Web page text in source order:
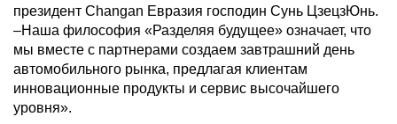
президент Changan Евразия господин Сунь ЦзецзЮнь.
–Наша философия «Разделяя будущее» означает, что
мы вместе с партнерами создаем завтрашний день
автомобильного рынка, предлагая клиентам
инновационные продукты и сервис высочайшего
уровня».